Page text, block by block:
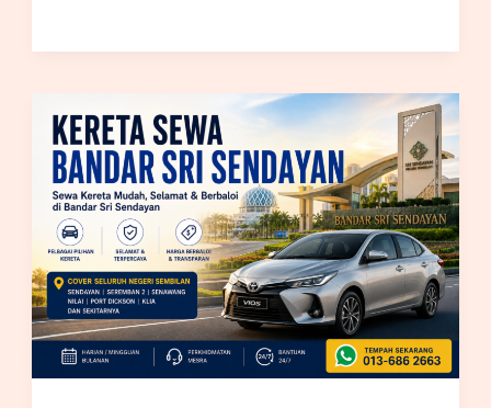
Kereta
Sewa
Bandar
Sri
Sendayan